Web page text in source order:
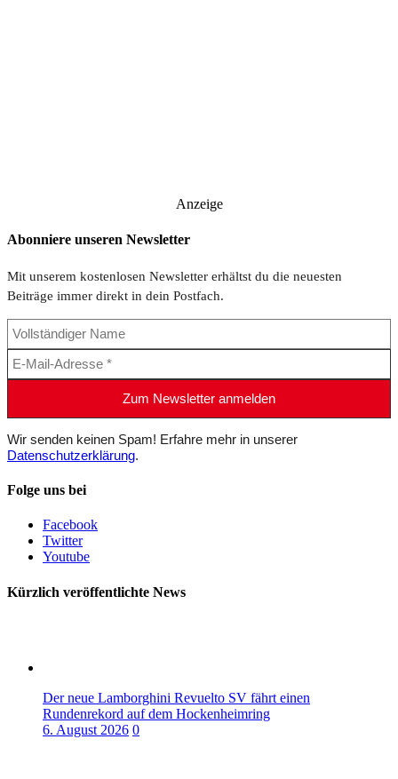
Anzeige
Abonniere unseren Newsletter
Mit unserem kostenlosen Newsletter erhältst du die neuesten
Beiträge immer direkt in dein Postfach.
Wir senden keinen Spam! Erfahre mehr in unserer
Datenschutzerklärung.
Folge uns bei
Facebook
Twitter
Youtube
Kürzlich veröffentlichte News
Der neue Lamborghini Revuelto SV fährt einen
Rundenrekord auf dem Hockenheimring
6. August 2026 0